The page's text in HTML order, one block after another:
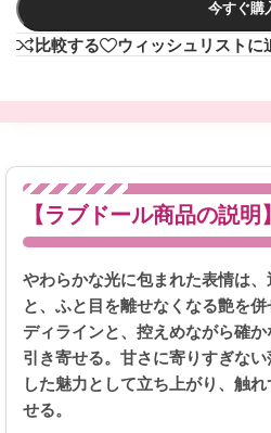
今すぐ購
比較する ウィッシュリストに
【ラブドール商品の説明】
やわらかな光に包まれた表情は
と、ふと目を離せなくなる艶を
ディラインと、控えめながら確
引き寄せる。甘さに寄りすぎな
した魅力として立ち上がり、触
せる。